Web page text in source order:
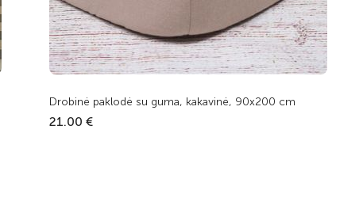
Drobinė paklodė su guma, kakavinė, 90x200 cm
21.00 €